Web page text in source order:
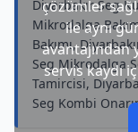
çözümler
ile aynı
avantajından
servis kaydı
Diyarbakır Seg
Mikrodalga
Bakımı,
Seg Mikrodalga
Tamircisi,
Seg Kombi